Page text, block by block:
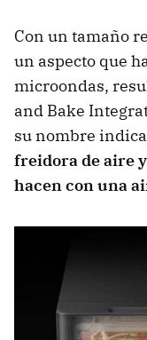
Con un tamaño
un aspecto que
microondas,
and Bake
su nombre
freidora de aire
hacen con una